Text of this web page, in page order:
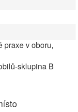
praxe v oboru,
sklupina B